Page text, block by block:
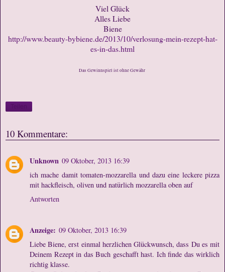
Viel Glück
Alles Liebe
Biene
http://www.beauty-bybiene.de/2013/10/verlosung-mein-rezept-hat-
es-in-das.html
Das Gewinnspiel ist ohne Gewähr
10 Kommentare:
Unknown 09 Oktober, 2013 16:39
ich mache damit tomaten-mozzarella und dazu eine leckere pizza
mit hackfleisch, oliven und natürlich mozzarella oben auf
Antworten
Anzeige: 09 Oktober, 2013 16:39
Liebe Biene, erst einmal herzlichen Glückwunsch, dass Du es mit
Deinem Rezept in das Buch geschafft hast. Ich finde das wirklich
richtig klasse.